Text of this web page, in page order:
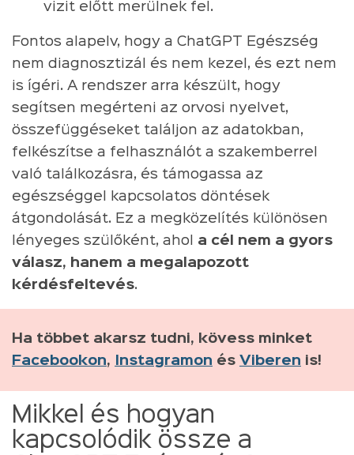
vizit előtt merülnek fel.
Fontos alapelv, hogy a ChatGPT Egészség
nem diagnosztizál és nem kezel, és ezt nem
is ígéri. A rendszer arra készült, hogy
segítsen megérteni az orvosi nyelvet,
összefüggéseket találjon az adatokban,
felkészítse a felhasználót a szakemberrel
való találkozásra, és támogassa az
egészséggel kapcsolatos döntések
átgondolását. Ez a megközelítés különösen
lényeges szülőként, ahol a cél nem a gyors
válasz, hanem a megalapozott
kérdésfeltevés.
Ha többet akarsz tudni, kövess minket
Facebookon, Instagramon és Viberen is!
Mikkel és hogyan
kapcsolódik össze a